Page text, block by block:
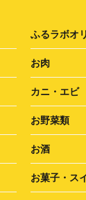
ふるラボオ
お肉
カニ・エビ
お野菜類
お酒
お菓子・ス